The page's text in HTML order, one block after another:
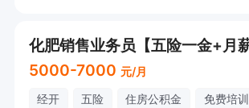
5000-7000 元/月
经开 五险 住房公积金 免费培训